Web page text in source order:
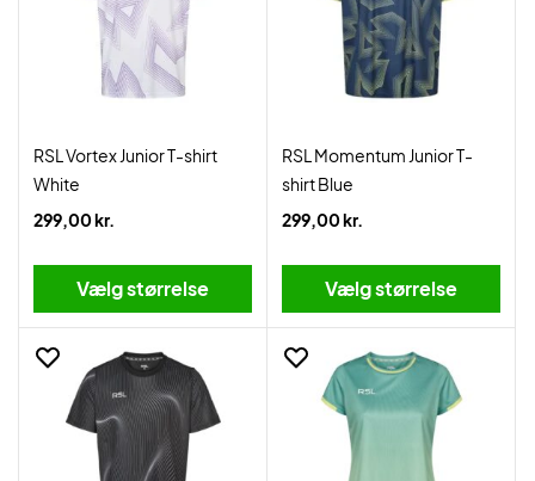
RSL Vortex Junior T-shirt
White
299,00 kr.
Vælg størrelse
RSL Momentum Junior T-
shirt Blue
299,00 kr.
Vælg størrelse